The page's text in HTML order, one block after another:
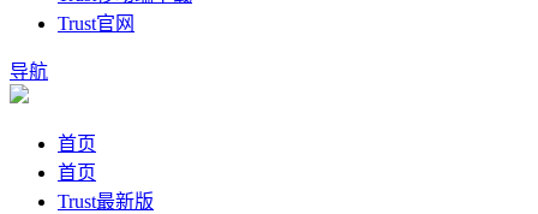
Trust官网
导航
首页
首页
Trust最新版